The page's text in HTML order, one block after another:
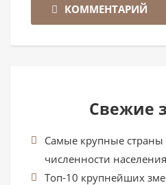
КОММЕНТАРИЙ
Свежие
Самые крупные
численности населения
Топ-10 крупнейших